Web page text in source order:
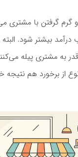
گرفتن با مشتری
بیشتر شود. البته
به مشتری پیله
از برخورد هم نتیجه